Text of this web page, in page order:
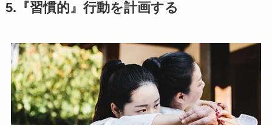
5.『習慣的』行動を計画する